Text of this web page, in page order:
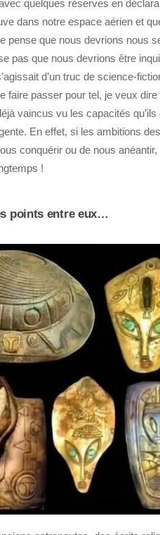
quelques réserves en
dans notre espace aérien et
pense que nous devrions nous
pas que nous devrions être
d’un truc de science-
faire passer pour tel, je veux dire
vaincus vu les capacités qu’ils
En effet, si les ambitions des
conquérir ou de nous anéantir,
!
points entre eux…